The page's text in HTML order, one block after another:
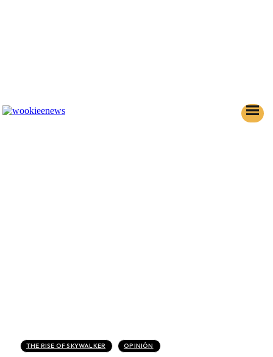
THE RISE OF SKYWALKER OPINIÓN